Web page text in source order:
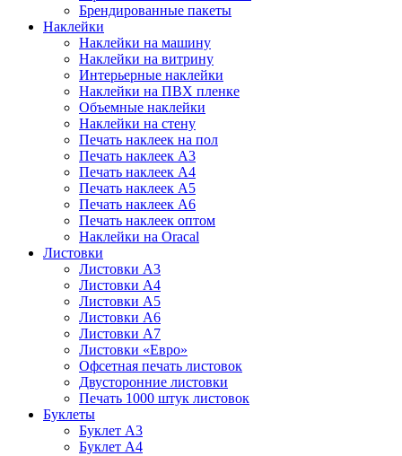
Брендированные пакеты
Наклейки
Наклейки на машину
Наклейки на витрину
Интерьерные наклейки
Наклейки на ПВХ пленке
Объемные наклейки
Наклейки на стену
Печать наклеек на пол
Печать наклеек А3
Печать наклеек А4
Печать наклеек А5
Печать наклеек А6
Печать наклеек оптом
Наклейки на Oracal
Листовки
Листовки А3
Листовки А4
Листовки А5
Листовки А6
Листовки А7
Листовки «Евро»
Офсетная печать листовок
Двусторонние листовки
Печать 1000 штук листовок
Буклеты
Буклет А3
Буклет А4